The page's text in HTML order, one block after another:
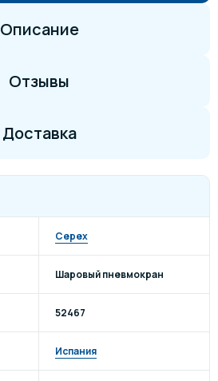
Описание
Отзывы
Доставка
Cepex
Шаровый пневмокран
52467
Испания